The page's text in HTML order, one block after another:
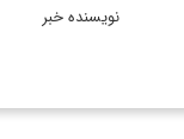
نویسنده خبر